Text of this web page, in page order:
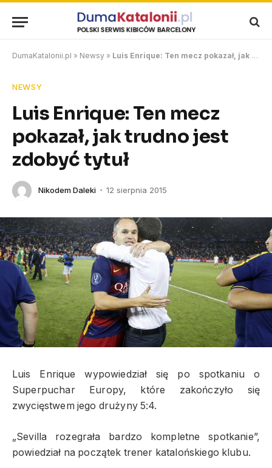
DumaKatalonii.pl » Newsy » Luis Enrique: Ten mecz pokazał, jak trudno jest zdobyć tytuł
NEWSY
Luis Enrique: Ten mecz
pokazał, jak trudno jest
zdobyć tytuł
Nikodem Daleki 12 sierpnia 2015
Luis Enrique wypowiedział się po spotkaniu o
Superpuchar Europy, które zakończyło się
zwycięstwem jego drużyny 5:4.
„Sevilla rozegrała bardzo kompletne spotkanie”,
powiedział na początek trener katalońskiego klubu.